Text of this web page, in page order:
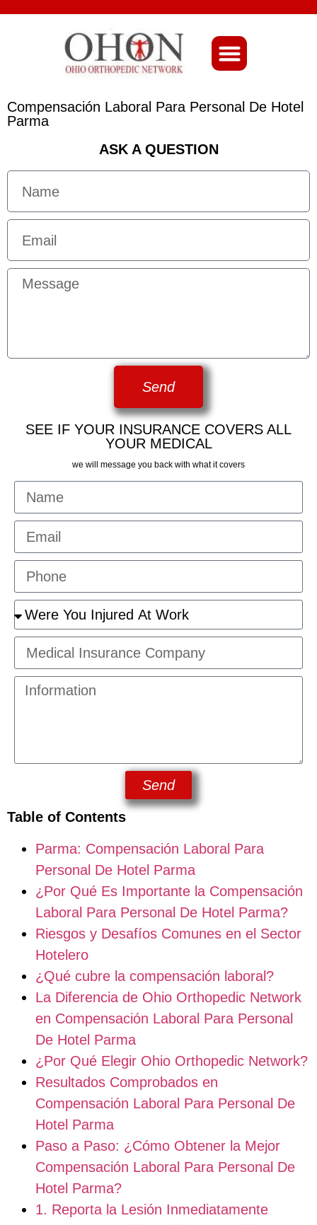
Compensación Laboral Para Personal De Hotel
Parma
ASK A QUESTION
Send
SEE IF YOUR INSURANCE COVERS ALL
YOUR MEDICAL
we will message you back with what it covers
Send
Table of Contents
Parma: Compensación Laboral Para
Personal De Hotel Parma
¿Por Qué Es Importante la Compensación
Laboral Para Personal De Hotel Parma?
Riesgos y Desafíos Comunes en el Sector
Hotelero
¿Qué cubre la compensación laboral?
La Diferencia de Ohio Orthopedic Network
en Compensación Laboral Para Personal
De Hotel Parma
¿Por Qué Elegir Ohio Orthopedic Network?
Resultados Comprobados en
Compensación Laboral Para Personal De
Hotel Parma
Paso a Paso: ¿Cómo Obtener la Mejor
Compensación Laboral Para Personal De
Hotel Parma?
1. Reporta la Lesión Inmediatamente